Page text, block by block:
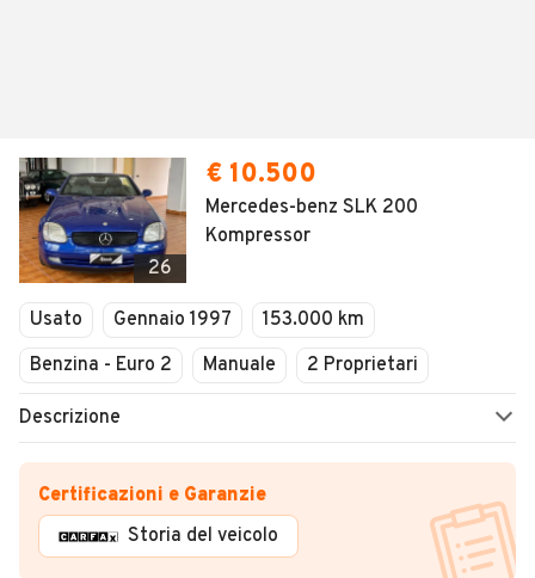
26
€ 10.500
Mercedes-benz SLK 200
Kompressor
Usato Gennaio 1997
153.000 km
Benzina - Euro 2
Manuale 2 Proprietari
Descrizione
Certificazioni e Garanzie
Storia del veicolo